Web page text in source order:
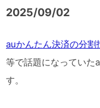
2025/09/02
auかんたん決済の分割
等で話題になっていた
す。